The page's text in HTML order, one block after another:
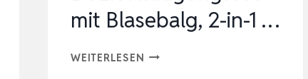
mit Blasebalg, 2-in-1 …
WEITERLESEN PIXLY®